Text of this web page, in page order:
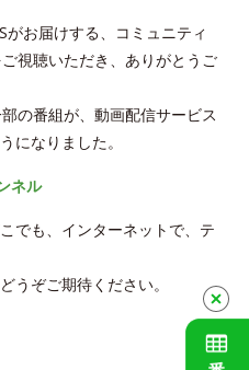
がお届けする、コミュニティ
視聴いただき、ありがとうご
の番組が、動画配信サービス
になりました。
ネル
でも、インターネットで、テ
うぞご期待ください。